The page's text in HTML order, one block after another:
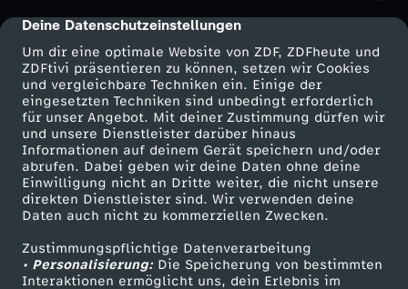
cmp-dialog-description
Deine Datenschutzeinstellungen
Um dir eine optimale Website von ZDF, ZDFheute und
ZDFtivi präsentieren zu können, setzen wir Cookies
und vergleichbare Techniken ein. Einige der
eingesetzten Techniken sind unbedingt erforderlich
für unser Angebot. Mit deiner Zustimmung dürfen wir
und unsere Dienstleister darüber hinaus
Informationen auf deinem Gerät speichern und/oder
abrufen. Dabei geben wir deine Daten ohne deine
Einwilligung nicht an Dritte weiter, die nicht unsere
direkten Dienstleister sind. Wir verwenden deine
Daten auch nicht zu kommerziellen Zwecken.
Zustimmungspflichtige Datenverarbeitung
• Personalisierung:Die Speicherung von bestimmten
Interaktionen ermöglicht uns, dein Erlebnis im
r
b
u
n
g
s
Mehr ZDF
ZDF-Apps
Smart TV
ZDFtext
Livestreams
Sendungen A-Z
Service
ZDFmitreden
Kontakt zum ZDF
Tickets
Zuschauerservice
Hilfe